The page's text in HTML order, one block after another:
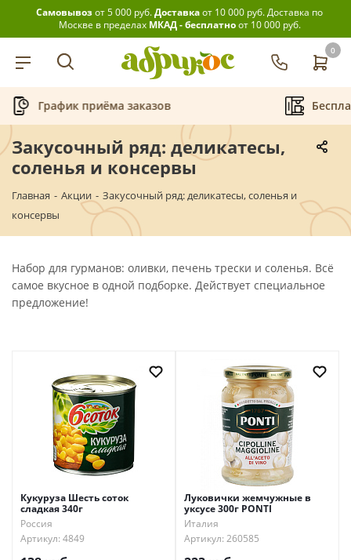
Самовывозот 5 000 руб.Доставкаот 10 000 руб.Доставка по
Москве в пределах МКАД - бесплатноот 10 000 руб.
0
График приёма заказов
Закусочный ряд: деликатесы,
соленья и консервы
Главная - Акции - Закусочный ряд: деликатесы, соленья и
консервы
Набор для гурманов: оливки, печень трески и соленья. Всё
самое вкусное в одной подборке. Действует специальное
предложение!
Кукуруза Шесть соток
сладкая 340г
Россия
Артикул: 4849
Луковички жемчужные в
уксусе 300г PONTI
Италия
Артикул: 260585